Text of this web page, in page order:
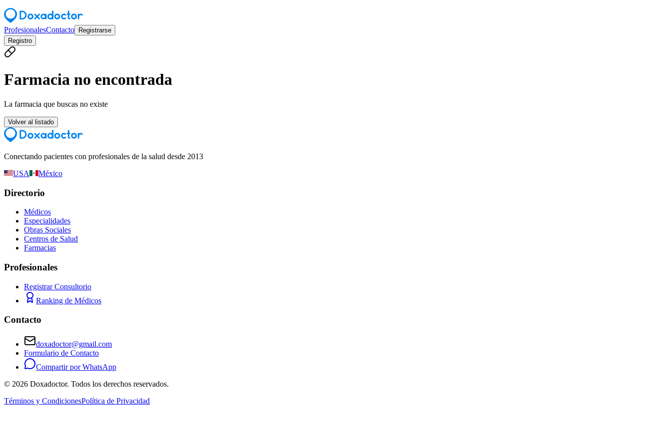
ProfesionalesContacto
Registrarse
Registro
Farmacia no encontrada
La farmacia que buscas no existe
Volver al listado
Conectando pacientes con profesionales de la salud desde 2013
USA
México
Directorio
Médicos
Especialidades
Obras Sociales
Centros de Salud
Farmacias
Profesionales
Registrar Consultorio
Ranking de Médicos
Contacto
doxadoctor@gmail.com
Formulario de Contacto
Compartir por WhatsApp
© 2026 Doxadoctor. Todos los derechos reservados.
Términos y CondicionesPolítica de Privacidad